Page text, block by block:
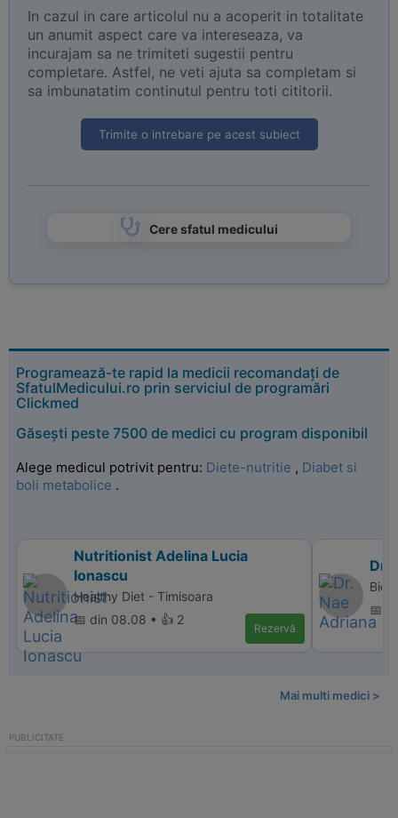
In cazul in care articolul nu a acoperit in totalitate
un anumit aspect care va intereseaza, va
incurajam sa ne trimiteti sugestii pentru
completare. Astfel, ne veti ajuta sa completam si
sa imbunatatim continutul pentru toti cititorii.
Trimite o intrebare pe acest subiect
Cere sfatul medicului
Programează-te rapid la medicii recomandați de
SfatulMedicului.ro prin serviciul de programări
Clickmed
Găsești peste 7500 de medici cu program disponibil
Alege medicul potrivit pentru: Diete-nutritie , Diabet si
boli metabolice .
Nutritionist Adelina Lucia
Ionascu
Healthy Diet - Timisoara
📅 din 08.08 • 👍 2
Rezervă
Dr.
Bio
📅
Mai multi medici >